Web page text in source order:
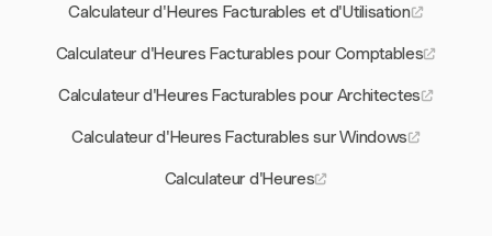
Calculateur d'Heures Facturables et d'Utilisation
Calculateur d'Heures Facturables pour Comptables
Calculateur d'Heures Facturables pour Architectes
Calculateur d'Heures Facturables sur Windows
Calculateur d'Heures